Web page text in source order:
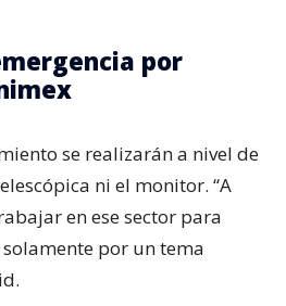
por
se realizarán a nivel de
ni el monitor. “A
en ese sector para
por un tema